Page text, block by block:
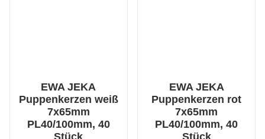
EWA JEKA
Puppenkerzen weiß
7x65mm
PL40/100mm, 40
Stück
EWA JEKA
Puppenkerzen rot
7x65mm
PL40/100mm, 40
Stück